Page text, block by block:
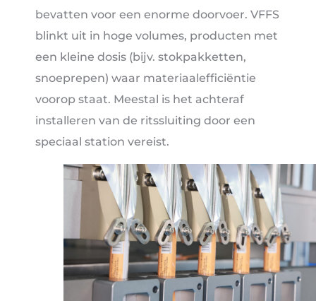
bevatten voor een enorme doorvoer. VFFS
blinkt uit in hoge volumes, producten met
een kleine dosis (bijv. stokpakketten,
snoeprepen) waar materiaalefficiëntie
voorop staat. Meestal is het achteraf
installeren van de ritssluiting door een
speciaal station vereist.